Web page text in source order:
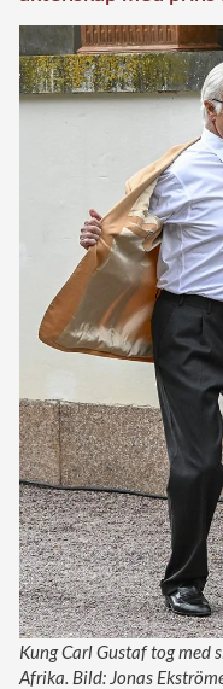
Kung Carl Gustaf tog med
Afrika. Bild: Jonas